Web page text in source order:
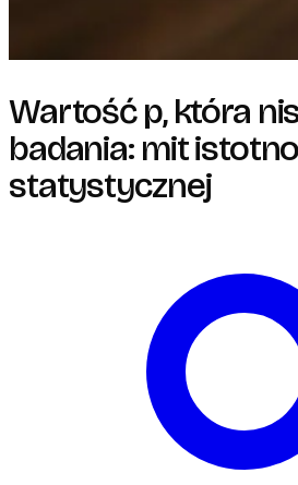
Wartość p, która
badania: mit
statystycznej